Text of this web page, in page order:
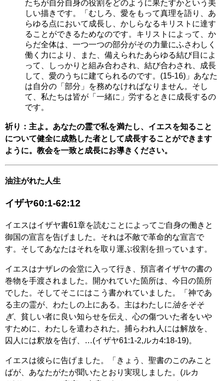
たちが自分自身の役割をどのように果たすかという美
しい描きです。「むしろ、愛をもって真理を語り、あ
らゆる点において成長し、かしらなるキリストに達す
ることができるためなのです。キリストによって、か
らだ全体は、一つ一つの部分がその力量にふさわしく
働く力により、また、備えられたあらゆる結び目によ
って、しっかりと組み合わされ、結び合わされ、成長
して、愛のうちに建てられるのです。(15-16)」あなた
は自分の「部分」を務めなければなりません。そし
て、私たちは皆が「一緒に」労するときに成長するの
です。
祈り：主よ。あなたの霊で私を満たし、イエスを知ること
について健全に成熟した者として成長することができます
ように。教会を一致と成長にお導きください。
油注がれた人生
イザヤ60:1-62:12
イエスはイザヤ書61章を読むことによってご自身の働きと
御国の宣言を告げました。それは不敵で革命的な宣言で
す。そしてあなたはそれを取り運ぶ役割を担っています。
イエスはナザレの会堂に入って行き、預言者イザヤの書の
巻物を手渡されました。開かれていた箇所は、今日の箇所
でした。そしてそこにはこう書かれていました。「神であ
る主の霊が、わたしの上にある。主はわたしに 油をそそ
ぎ、貧しい者に良い知らせを伝え、心の傷ついた者をいや
すために、わたしを遣わされた。捕らわれ人には解放を、
囚人には釈放を告げ、…(イザヤ61:1-2,ルカ4:18-19)。
イエスは彼らに告げました。「きょう、聖書のこのみこと
ばが、あなたがたが聞いたとおり実現しました。(ルカ